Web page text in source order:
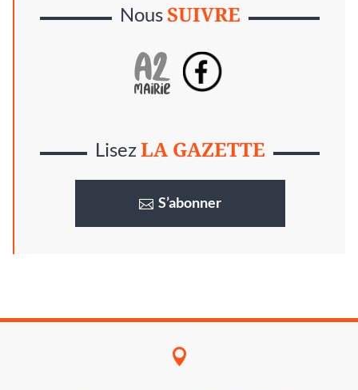
NousSUIVRE
LisezLA GAZETTE
S’abonner
